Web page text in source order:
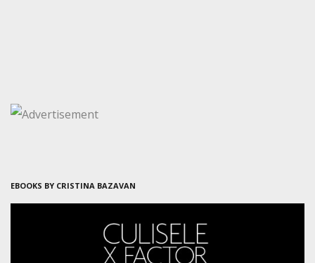
EBOOKS BY CRISTINA BAZAVAN